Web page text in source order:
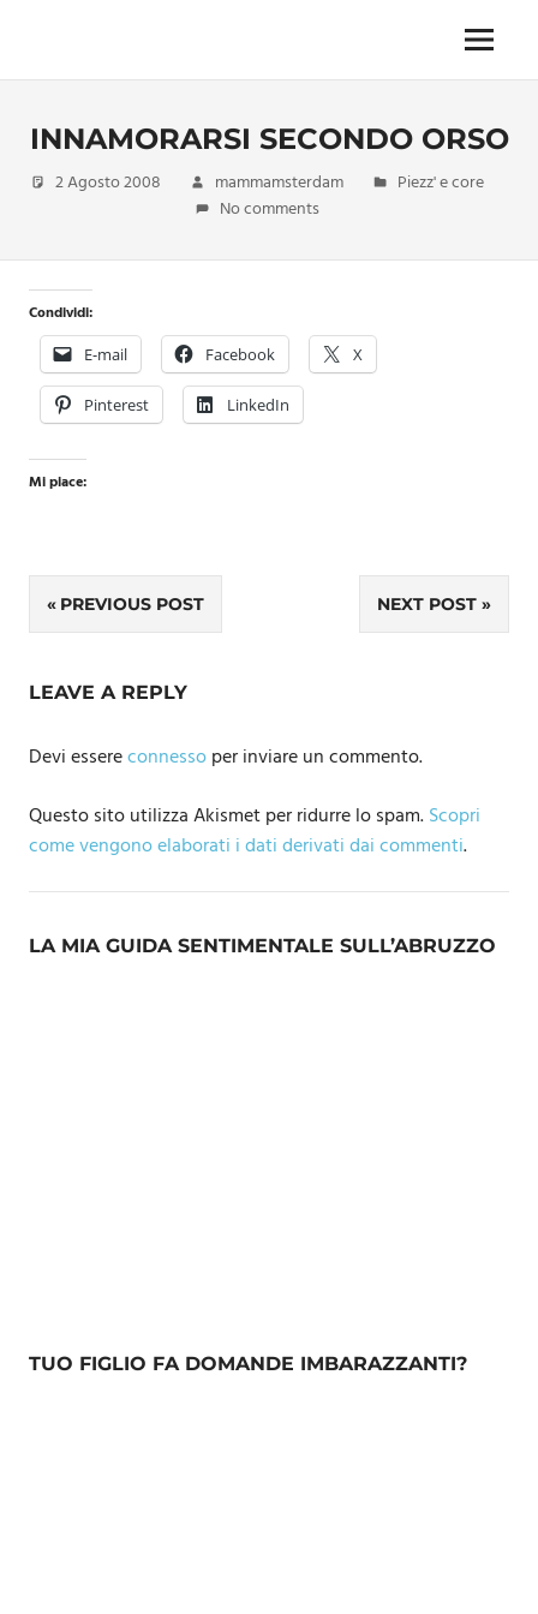
content
imprescindibile,
inevitabile
da
formato
monodose
nuova
confezione
migliorata
Menu
INNAMORARSI SECONDO ORSO
2 Agosto 2008 mammamsterdam
Piezz' e core
No comments
Condividi:
E-mail Facebook X
Pinterest LinkedIn
Mi piace:
Navigazione
PREVIOUS POST NEXT POST
LEAVE A REPLY
Devi essereconnessoper inviare un commento.
Questo sito utilizza Akismet per ridurre lo spam.Scopri
come vengono elaborati i dati derivati dai commenti.
LA MIA GUIDA SENTIMENTALE SULL’ABRUZZO
TUO FIGLIO FA DOMANDE IMBARAZZANTI?